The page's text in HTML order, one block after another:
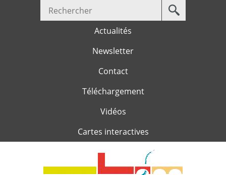
Jump to navigation
Votre
recherche
Actualités
Newsletter
Contact
Téléchargement
Vidéos
Cartes interactives